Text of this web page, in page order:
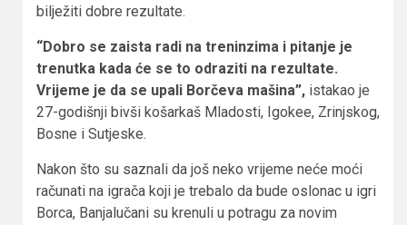
bilježiti dobre rezultate.
“Dobro se zaista radi na treninzima i pitanje je
trenutka kada će se to odraziti na rezultate.
Vrijeme je da se upali Borčeva mašina”, istakao je
27-godišnji bivši košarkaš Mladosti, Igokee, Zrinjskog,
Bosne i Sutjeske.
Nakon što su saznali da još neko vrijeme neće moći
računati na igrača koji je trebalo da bude oslonac u igri
Borca, Banjalučani su krenuli u potragu za novim